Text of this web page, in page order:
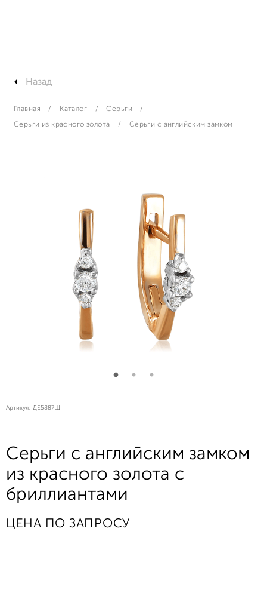
Назад
Главная Каталог Серьги
Серьги из красного золота Серьги с английским замком
Артикул: ДЕ5887Щ
Серьги с английским замком
из красного золота с
бриллиантами
ЦЕНА ПО ЗАПРОСУ